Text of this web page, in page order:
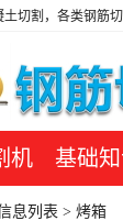
土切割，各类钢筋
机 基础
息列表 > 烤箱